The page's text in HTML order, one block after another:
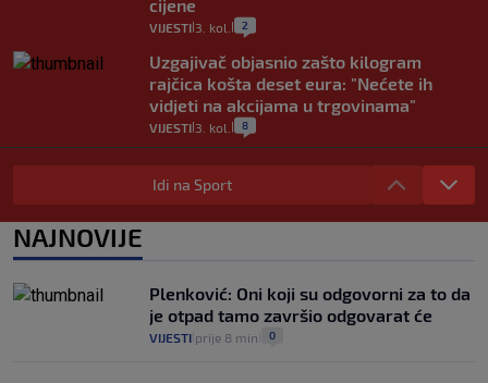
cijene
VIJESTI 3. kol. 2
Uzgajivač objasnio zašto kilogram
rajčica košta deset eura: "Nećete ih
vidjeti na akcijama u trgovinama"
VIJESTI 3. kol. 8
Selidba je jedno od stresnijih iskustava.
Evo aktualnih cijena i nekoliko savjeta
0
automobilom na Hvar iz Zagreba, a
koliko iz Osijeka
VIJESTI 14
Idi na Sport
NAJNOVIJE
Plenković: Oni koji su odgovorni za to da
je otpad tamo završio odgovarat će
VIJESTI prije 8 min 0